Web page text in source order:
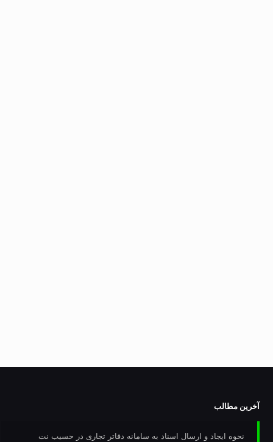
آخرین مطالب
نحوه ایجاد و ارسال اسناد به سامانه دفاتر تجاری در حسیب نت